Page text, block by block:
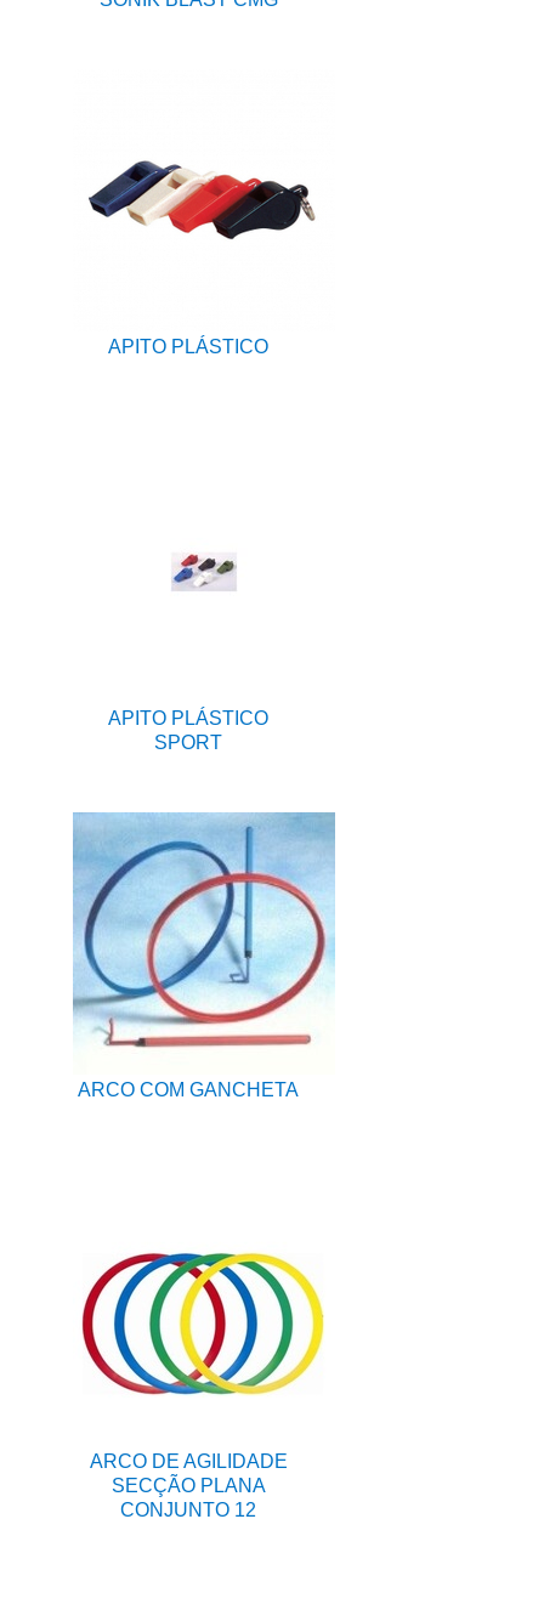
APITO PLÁSTICO
APITO PLÁSTICO
SPORT
ARCO COM GANCHETA
ARCO DE AGILIDADE
SECÇÃO PLANA
CONJUNTO 12